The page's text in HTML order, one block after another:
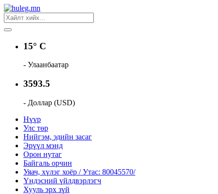
15° C
- Улаанбаатар
3593.5
- Доллар (USD)
Нүүр
Улс төр
Нийгэм, эдийн засаг
Эрүүл мэнд
Орон нутаг
Байгаль орчин
Уяач, хүлэг хоёр / Утас: 80045570/
Үндэсний үйлдвэрлэгч
Хууль эрх зүй